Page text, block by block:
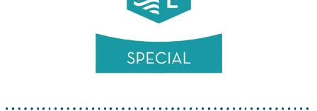
Senden
Alternative: